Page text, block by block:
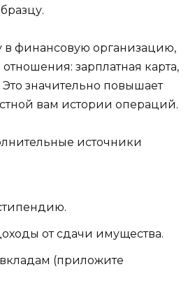
в финансовую организацию,
отношения: зарплатная карта,
Это значительно повышает
вам истории операций.
источники
от сдачи имущества.
(приложите